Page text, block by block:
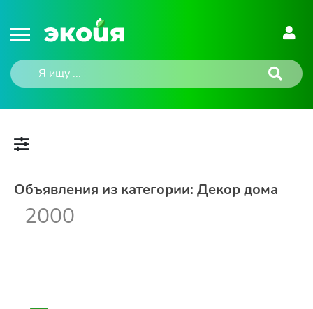
Объявления из категории: Декор дома
2000